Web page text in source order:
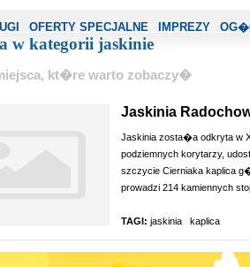
OFERTY SPECJALNE IMPREZY
w kategorii jaskinie
kt�re warto zobaczy�
Jaskinia
Jaskinia zosta�a odkryta w
podziemnych korytarzy,
szczycie Cierniaka kaplica
prowadzi 214 kamiennych
TAGI: jaskinia kaplica